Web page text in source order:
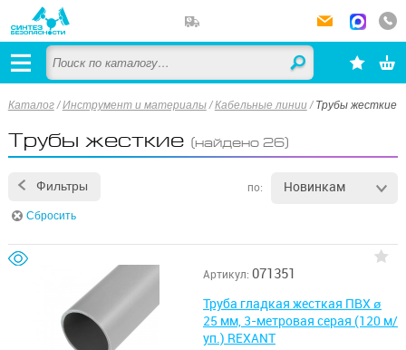
Каталог /Инструмент и материалы /Кабельные линии / Трубы жесткие
Трубы жесткие (найдено 26)
Фильтры по: Новинкам
Сбросить
Артикул: 071351
Труба гладкая жесткая ПВХ ø
25 мм, 3-метровая серая (120 м/
уп.) REXANT